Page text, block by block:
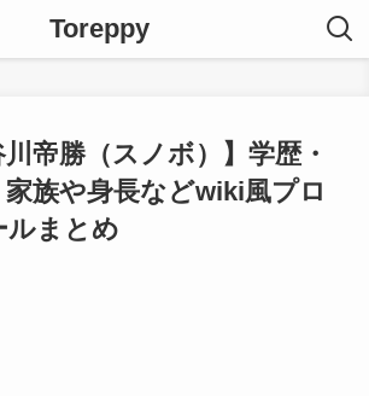
Toreppy
川帝勝（スノボ）】学歴・
家族や身長などwiki風プロ
ルまとめ